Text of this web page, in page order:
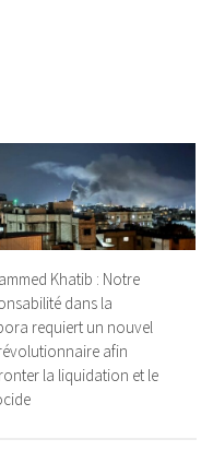
Khatib : Notre
dans la
requiert un nouvel
afin
la liquidation et le